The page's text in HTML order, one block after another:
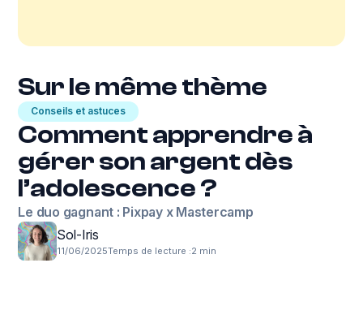
Sur le même thème
Conseils et astuces
Comment apprendre à
gérer son argent dès
l’adolescence ?
Le duo gagnant : Pixpay x Mastercamp
Sol-Iris
11/06/2025Temps de lecture :2 min